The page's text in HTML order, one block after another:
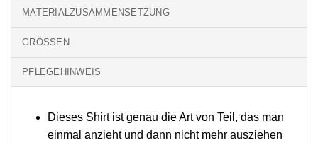
MATERIALZUSAMMENSETZUNG
GRÖSSEN
PFLEGEHINWEIS
Dieses Shirt ist genau die Art von Teil, das man
einmal anzieht und dann nicht mehr ausziehen